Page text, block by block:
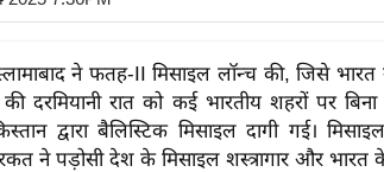
ने फतह-II मिसाइल लॉन्च की, जिसे भारत
दरमियानी रात को कई भारतीय शहरों पर
द्वारा बैलिस्टिक मिसाइल दागी गई।
ने पड़ोसी देश के मिसाइल शस्त्रागार और